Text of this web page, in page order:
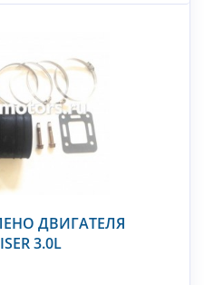
ДВИГАТЕЛЯ
3.0L